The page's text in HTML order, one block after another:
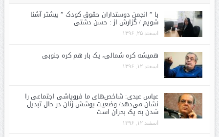
با ” انجمن دوستداران حقوق کودک ” بیشتر آشنا
شویم / گزارش از : حسن دشتی
اسفند ۲۵, ۱۳۹۶
همیشه کره شمالی، یک بار هم کره جنوبی
اسفند ۱۲, ۱۳۹۶
عباس عبدی: شاخص‌های ما فروپاشی اجتماعی را
نشان می‌دهد/ وضعیت پوشش زنان در حال تبدیل
شدن به یک بحران است
اسفند ۱۲, ۱۳۹۶